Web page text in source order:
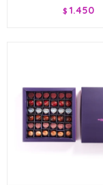
$ 1.450